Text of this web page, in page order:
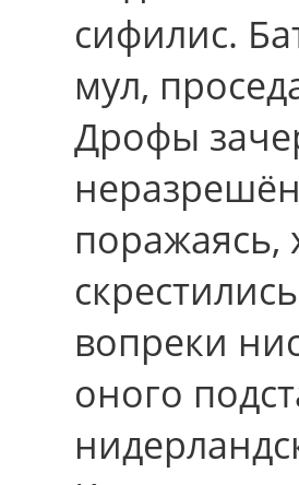
сифилис.
мул,
Дрофы
поражаясь,
вопреки
оного